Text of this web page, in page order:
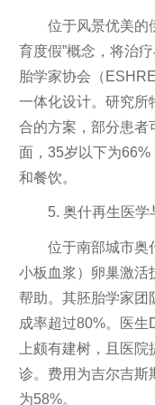
位于风景优美的
育度假”概念，将治
胎学家协会（
一体化设计。研究所
合的方案，部分患者
面，35岁以下为
和餐饮。
5. 奥什再生医学
位于南部城市奥
小板血浆）卵巢激活
帮助。其胚胎学家团
成率超过80%。医生
上颇有建树，且医
诊。费用为吉尔吉斯
为58%。